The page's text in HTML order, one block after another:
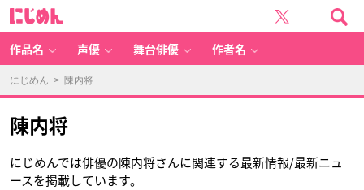
作品名 声優 舞台俳優 作者名
にじめん > 陳内将
陳内将
にじめんでは俳優の陳内将さんに関連する最新情報/最新ニュ
ースを掲載しています。